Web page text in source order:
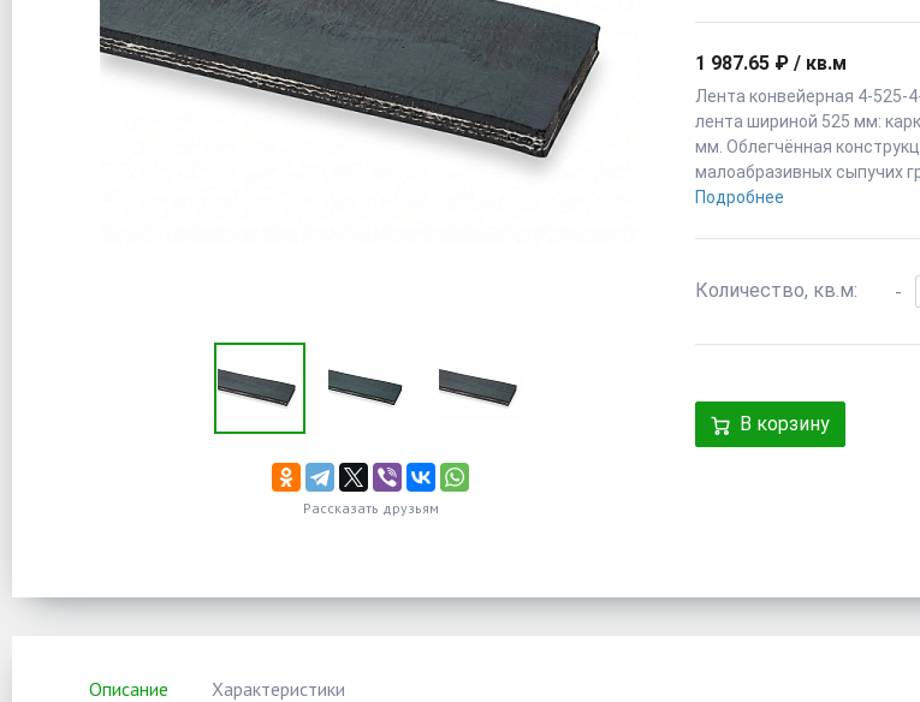
Рассказать друзьям
1 987.65 ₽ / кв.м
Лента конвейерная 4-525-
лента шириной 525 мм:
мм. Облегчённая
малоабразивных сыпучих
Подробнее
Количество, кв.м: -
В корзину
Описание Характеристики